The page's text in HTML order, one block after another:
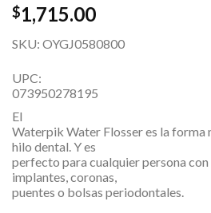
$1,715.00
SKU: OYGJ0580800
UPC:
073950278195
El
Waterpik Water Flosser es la forma
hilo dental. Y es
perfecto para cualquier persona
implantes, coronas,
puentes o bolsas